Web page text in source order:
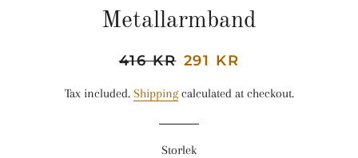
Metallarmband
Regular
416 KR Sale
291 KR
Tax included. Shippingcalculated at checkout.
Storlek